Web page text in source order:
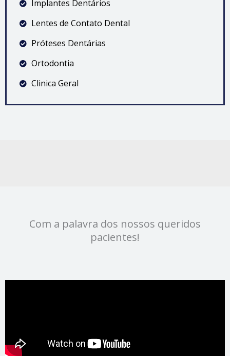
Implantes Dentários
Lentes de Contato Dental
Próteses Dentárias
Ortodontia
Clinica Geral
Com a palavra dos nossos queridos
pacientes!